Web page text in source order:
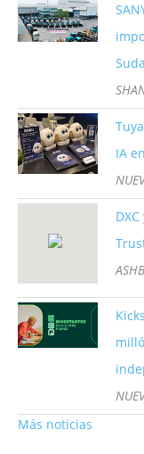
IA
Más noticias